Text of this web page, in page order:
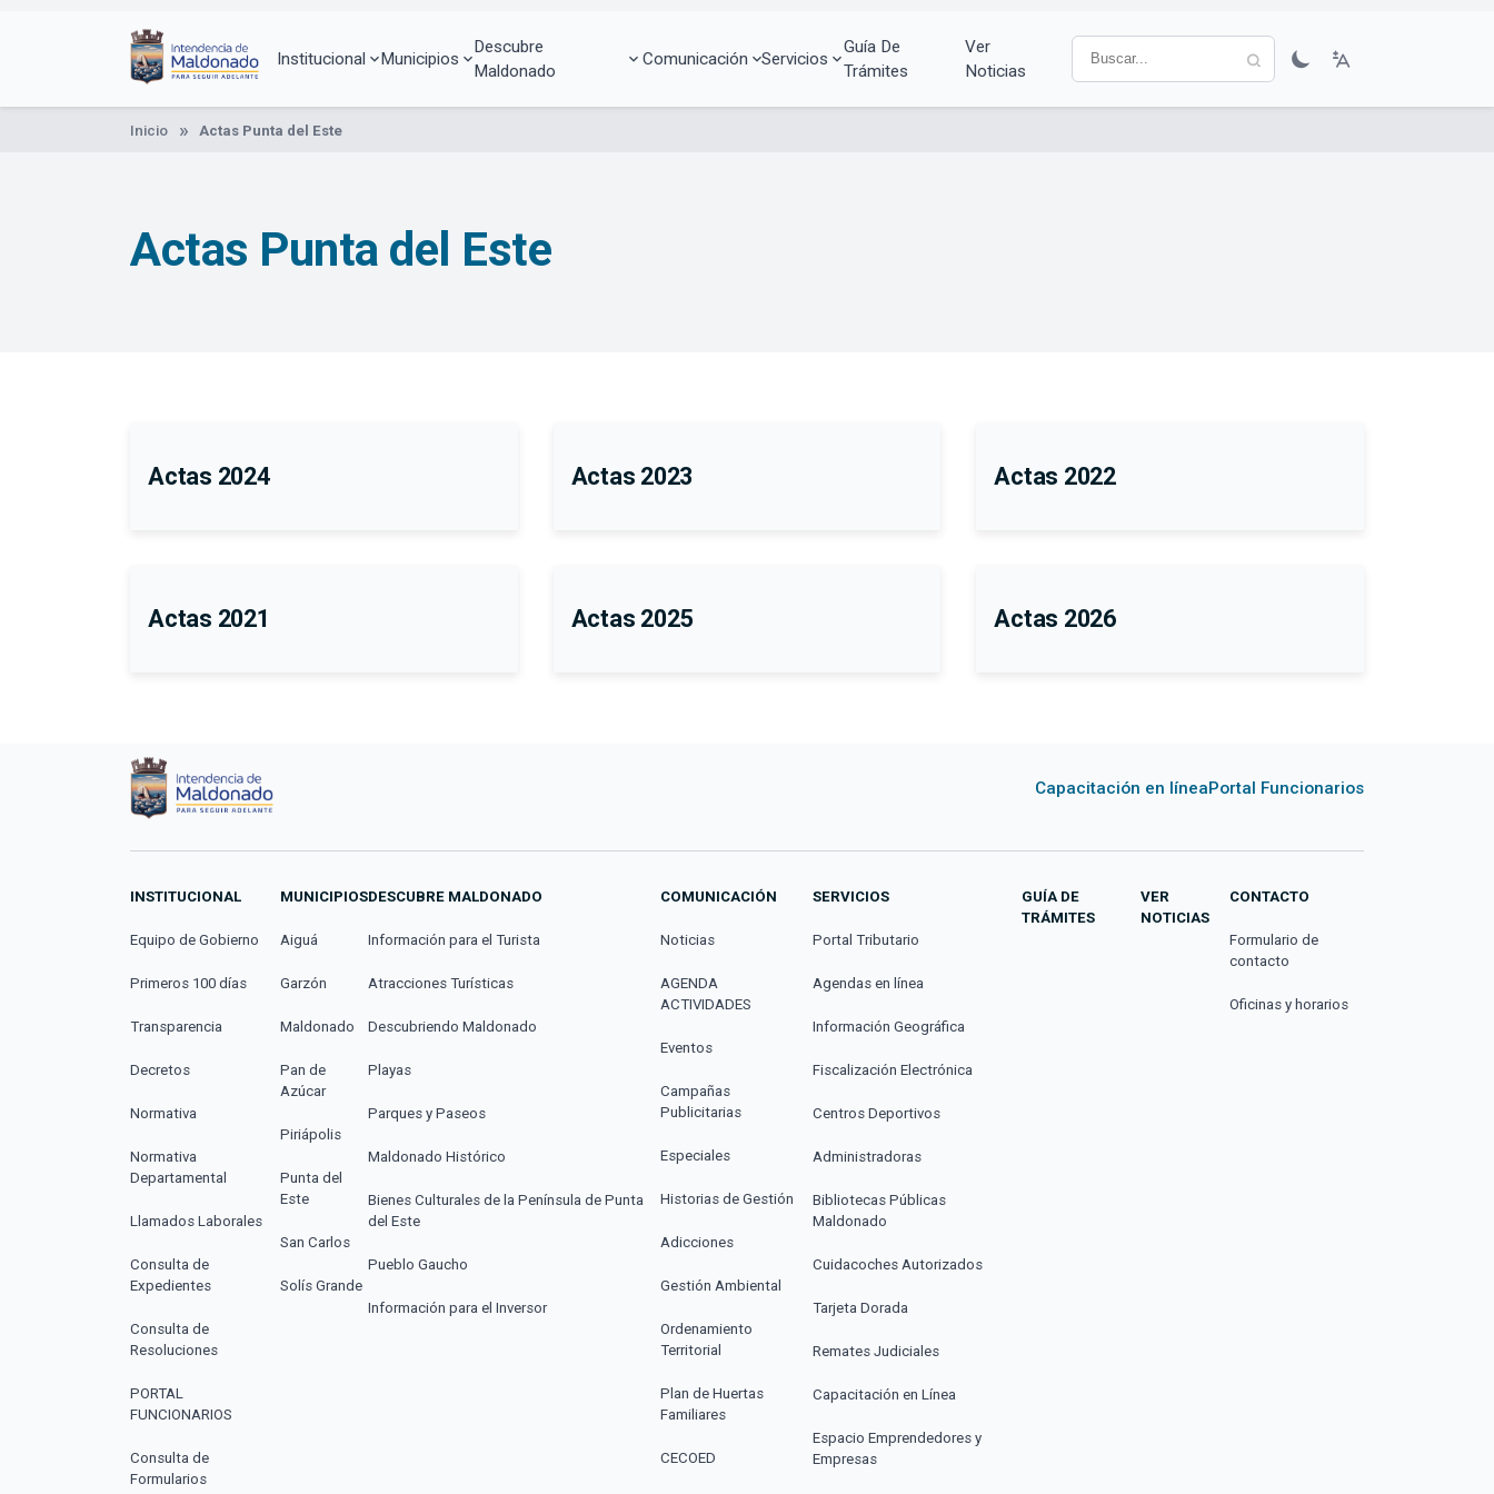
Institucional Municipios
Descubre
Maldonado
Comunicación Servicios
Guía De
Trámites
Ver
Noticias
Inicio Actas Punta del Este
Actas Punta del Este
Actas 2024 Actas 2023 Actas 2022
Actas 2021 Actas 2025 Actas 2026
Capacitación en líneaPortal Funcionarios
INSTITUCIONAL
Equipo de Gobierno
Primeros 100 días
Transparencia
Decretos
Normativa
Normativa
Departamental
Llamados Laborales
Consulta de
Expedientes
Consulta de
Resoluciones
PORTAL
FUNCIONARIOS
Consulta de
Formularios
MUNICIPIOS
Aiguá
Garzón
Maldonado
Pan de
Azúcar
Piriápolis
Punta del
Este
San Carlos
Solís Grande
DESCUBRE MALDONADO
Información para el Turista
Atracciones Turísticas
Descubriendo Maldonado
Playas
Parques y Paseos
Maldonado Histórico
Bienes Culturales de la Península de Punta
del Este
Pueblo Gaucho
Información para el Inversor
COMUNICACIÓN
Noticias
AGENDA
ACTIVIDADES
Eventos
Campañas
Publicitarias
Especiales
Historias de Gestión
Adicciones
Gestión Ambiental
Ordenamiento
Territorial
Plan de Huertas
Familiares
CECOED
SERVICIOS
Portal Tributario
Agendas en línea
Información Geográfica
Fiscalización Electrónica
Centros Deportivos
Administradoras
Bibliotecas Públicas
Maldonado
Cuidacoches Autorizados
Tarjeta Dorada
Remates Judiciales
Capacitación en Línea
Espacio Emprendedores y
Empresas
GUÍA DE
TRÁMITES
VER
NOTICIAS
CONTACTO
Formulario de
contacto
Oficinas y horarios